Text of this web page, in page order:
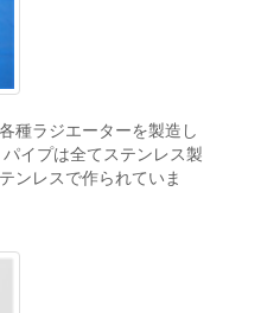
種ラジエーターを製造し
イプは全てステンレス製
ンレスで作られていま